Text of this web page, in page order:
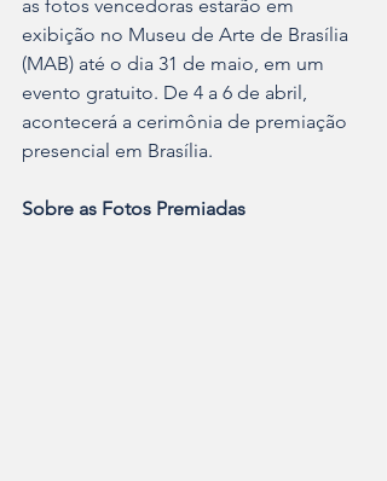
as fotos vencedoras estarão em
exibição no Museu de Arte de Brasília
(MAB) até o dia 31 de maio, em um
evento gratuito. De 4 a 6 de abril,
acontecerá a cerimônia de premiação
presencial em Brasília.
Sobre as Fotos Premiadas